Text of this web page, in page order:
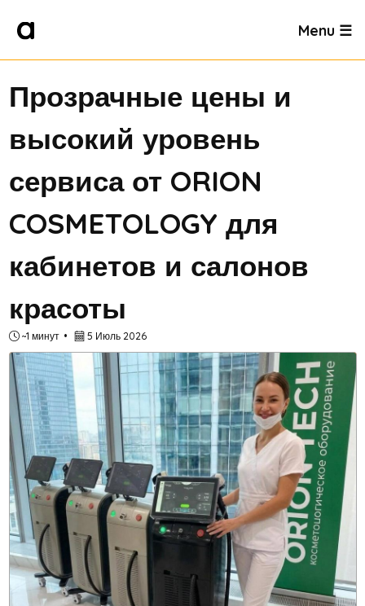
Menu ☰
Прозрачные цены и
высокий уровень
сервиса от ORION
COSMETOLOGY для
кабинетов и салонов
красоты
~1 минут 5 Июль 2026